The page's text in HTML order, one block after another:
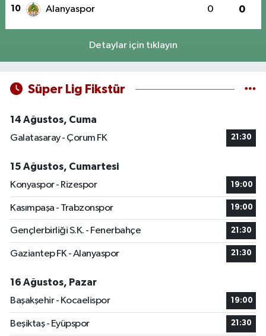
10 Alanyaspor 0 0
Detaylar için tıklayın
Süper Lig Fikstür
14 Ağustos, Cuma
Galatasaray - Çorum FK
21:30
15 Ağustos, Cumartesi
Konyaspor - Rizespor
19:00
Kasımpaşa - Trabzonspor 19:00
Gençlerbirliği S.K. - Fenerbahçe 21:30
Gaziantep FK - Alanyaspor 21:30
16 Ağustos, Pazar
Başakşehir - Kocaelispor
19:00
Beşiktaş - Eyüpspor 21:30